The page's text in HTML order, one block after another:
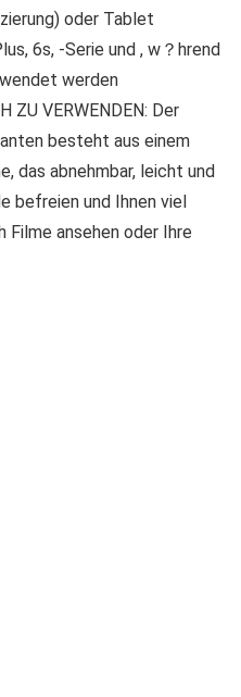
oder Tablet
6s, -Serie und , w？hrend
werden
ZU VERWENDEN: Der
besteht aus einem
das abnehmbar, leicht und
befreien und Ihnen viel
Filme ansehen oder Ihre